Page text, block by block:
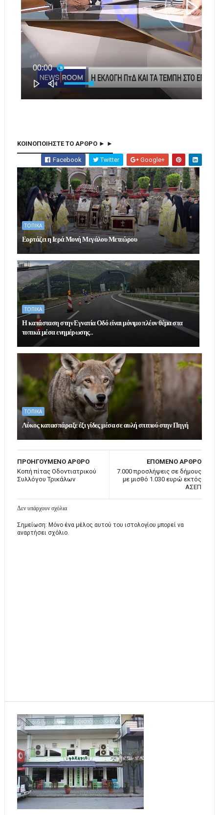
ΚΟΙΝΟΠΟΙΗΣΤΕ ΤΟ ΑΡΘΡΟ ► ►
Facebook Twitter Google+
ΤΟΠΙΚΑ
Εορτάζει η Ιερά Μονή Μεγάλου Μετεώρου
ΤΟΠΙΚΑ
Η κατάσταση στην Εγνατία Οδό είναι μόνιμο πλέον θέμα στα
τοπικά μέσα ενημέρωσης..
ΤΟΠΙΚΑ
Λύκος κατασπάραξε έξι γίδες μέσα σε αυλή σπιτιού στην Πηγή
ΕΠΟΜΕΝΟ ΑΡΘΡΟ
7.000 προσλήψεις σε δήμους
με μισθό 1.030 ευρώ εκτός
ΑΣΕΠ
ΠΡΟΗΓΟΥΜΕΝΟ ΑΡΘΡΟ
Κοπή πίτας Οδοντιατρικού
Συλλόγου Τρικάλων
Δεν υπάρχουν σχόλια
Σημείωση: Μόνο ένα μέλος αυτού του ιστολογίου μπορεί να
αναρτήσει σχόλιο.